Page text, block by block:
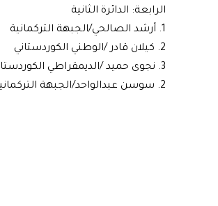
الرابعة: الدائرة الثانية
1. أرشد الصالحي/الجبهة التركمانية
2. كيلان قادر /الوطني الكوردستاني
3. نجوى حميد /الديمقراطي الكوردستاني
2. سوسن عبدالواحد/الجبهة التركمانية.